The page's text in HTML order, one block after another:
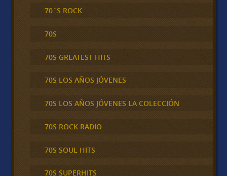
70´S ROCK
70S
70S GREATEST HITS
70S LOS AÑOS JÓVENES
70S LOS AÑOS JÓVENES LA COLECCIÓN
70S ROCK RADIO
70S SOUL HITS
70S SUPERHITS